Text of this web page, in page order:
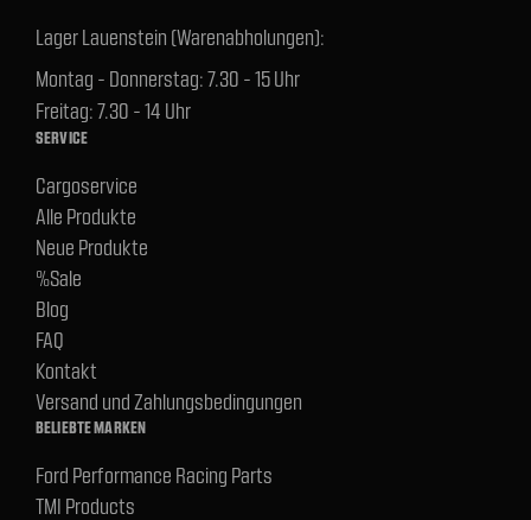
Lager Lauenstein (Warenabholungen):
Montag - Donnerstag: 7.30 - 15 Uhr
Freitag: 7.30 - 14 Uhr
SERVICE
Cargoservice
Alle Produkte
Neue Produkte
%Sale
Blog
FAQ
Kontakt
Versand und Zahlungsbedingungen
BELIEBTE MARKEN
Ford Performance Racing Parts
TMI Products